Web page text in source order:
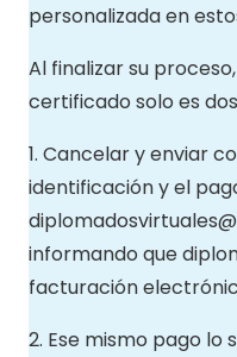
personalizada en
Al finalizar su
certificado solo es
1. Cancelar y enviar
identificación y el
informando que
facturación
2. Ese mismo pago